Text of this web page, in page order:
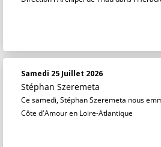
Samedi 25 Juillet 2026
Stéphan Szeremeta
Ce samedi, Stéphan Szeremeta nous
Côte d'Amour en Loire-Atlantique